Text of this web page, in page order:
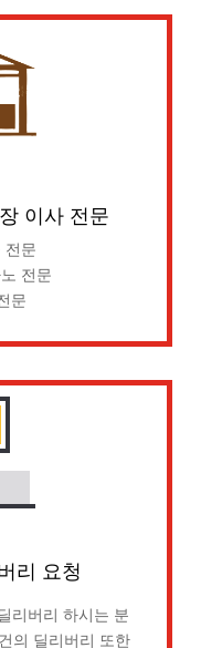
이사 전문
전문
전문
문
리 요청
리버리 하시는 분
의 딜리버리 또한